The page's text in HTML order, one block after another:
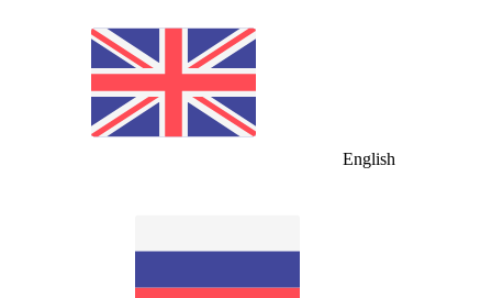
English